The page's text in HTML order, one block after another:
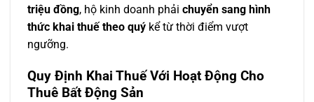
triệu đồng, hộ kinh doanh phải chuyển sang hình
thức khai thuế theo quý kể từ thời điểm vượt
ngưỡng.
Quy Định Khai Thuế Với Hoạt Động Cho
Thuê Bất Động Sản